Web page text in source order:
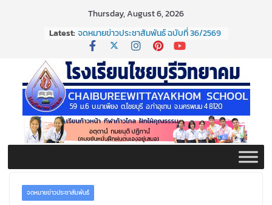
Thursday, August 6, 2026
Latest: จดหมายข่าวประชาสัมพันธ์ ฉบับที่ 36/2569
ประจำเดือนมิถุนายน 2569
กิจกรรมวันสุนทรภู่ ประจำปี ๒๕๖๙
จดหมายข่าวประชาสัมพันธ์ ฉบับที่ 38/2569
ประจำเดือนมิถุนายน 2569
จดหมายข่าวประชาสัมพันธ์ ฉบับที่ 37/2569
ประจำเดือนมิถุนายน 2569
จดหมายข่าวประชาสัมพันธ์